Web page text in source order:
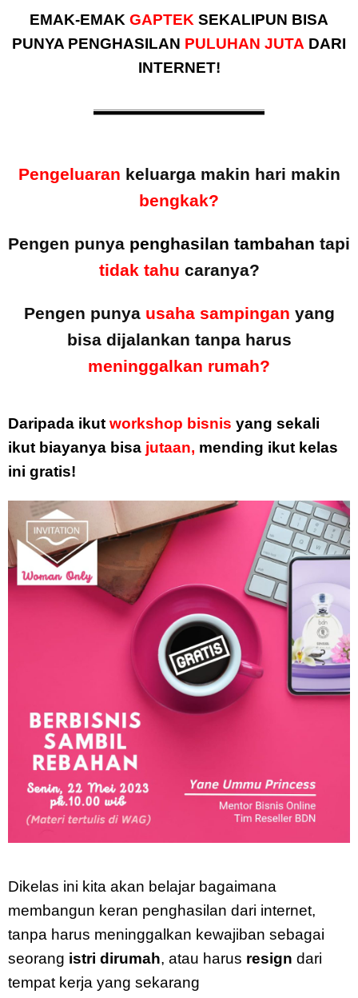
EMAK-EMAK GAPTEK SEKALIPUN BISA
PUNYA PENGHASILAN PULUHAN JUTA DARI
INTERNET!
Pengeluaran keluarga makin hari makin
bengkak?
Pengen punya penghasilan tambahan tapi
tidak tahu caranya?
Pengen punya usaha sampingan yang
bisa dijalankan tanpa harus
meninggalkan rumah?
Daripada ikut workshop bisnis yang sekali
ikut biayanya bisa jutaan, mending ikut kelas
ini gratis!
Dikelas ini kita akan belajar bagaimana
membangun keran penghasilan dari internet,
tanpa harus meninggalkan kewajiban sebagai
seorang istri dirumah, atau harus resign dari
tempat kerja yang sekarang